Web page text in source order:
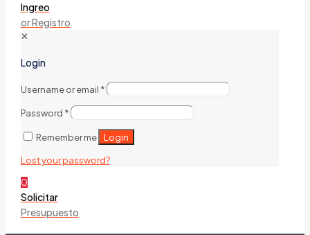
Ingreo
or Registro
✕
Login
Username or email *
Password *
Remember me Login
Lost your password?
0
Solicitar
Presupuesto